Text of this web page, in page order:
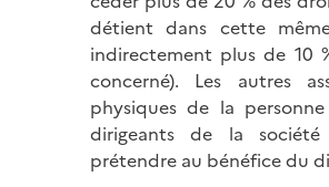
détient dans cette
indirectement plus de 10
concerné). Les autres
physiques de la
dirigeants de la
prétendre au bénéfice du